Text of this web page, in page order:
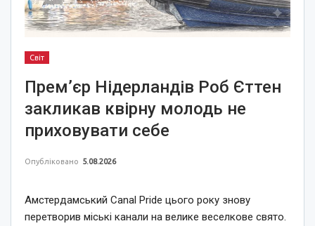
Світ
Прем’єр Нідерландів Роб Єттен
закликав квірну молодь не
приховувати себе
Опубліковано 5.08.2026
Амстердамський Canal Pride цього року знову
перетворив міські канали на велике веселкове свято.